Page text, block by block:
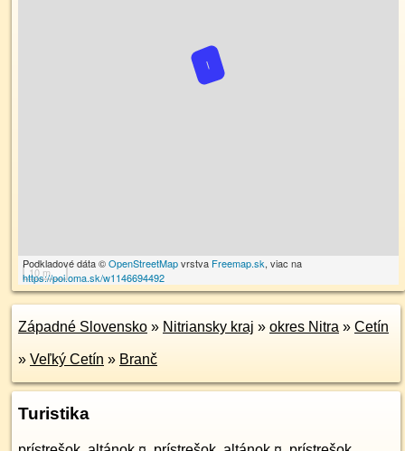
10 m
Podkladové dáta ©OpenStreetMapvrstva Freemap.sk, viac na
https://poi.oma.sk/w1146694492
Západné Slovensko » Nitriansky kraj » okres Nitra » Cetín
» Veľký Cetín » Branč
Turistika